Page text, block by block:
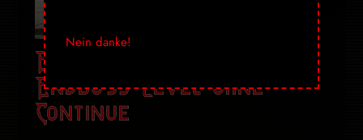
Einstein vs. Gott –
Endboss-Level ohne
Continue
Nein danke!